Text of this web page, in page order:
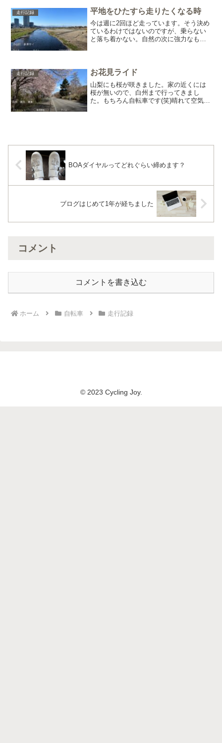
てなわけで、いつもの...
走行記録 平地をひたすら走りたくなる時
今は週に2回ほど走っています。そう決め
ているわけではないのですが、乗らない
と落ち着かない。自然の次に強力なもの
景。ですが・・・そろ...
走行記録 お花見ライド
山梨にも桜が咲きました。家の近くには
桜が無いので、白州まで行ってきまし
た。もちろん自転車です(笑)晴れて空気が
BOAダイヤルってどれぐらい締めます？
ブログはじめて1年が経ちました
コメント
コメントを書き込む
ホーム 自転車 走行記録
© 2023 Cycling Joy.